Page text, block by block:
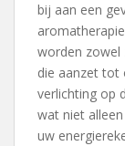
bij aan een
worden zowel
die aanzet tot
verlichting op
wat niet
uw